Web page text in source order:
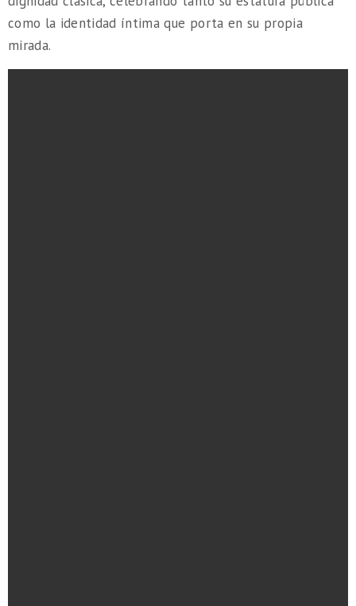
como la identidad íntima que porta en su propia
mirada.